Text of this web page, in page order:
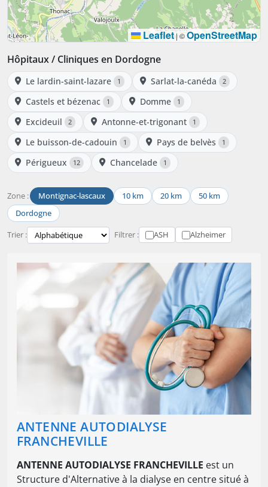
Leaflet |©OpenStreetMap
Hôpitaux / Cliniques en Dordogne
Le lardin-saint-lazare 1 Sarlat-la-canéda 2
Castels et bézenac 1 Domme 1
Excideuil 2 Antonne-et-trigonant 1
Le buisson-de-cadouin 1 Pays de belvès 1
Périgueux 12 Chancelade 1
Zone : Montignac-lascaux 10 km 20 km
50 km
Dordogne
Trier : Filtrer : ASH Alzheimer
ANTENNE AUTODIALYSE
FRANCHEVILLE
ANTENNE AUTODIALYSE FRANCHEVILLE est un
Structure d'Alternative à la dialyse en centre situé à